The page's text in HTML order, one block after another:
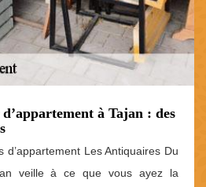
à Tajan : des
d’appartement Les Antiquaires Du
veille à ce que vous ayez la